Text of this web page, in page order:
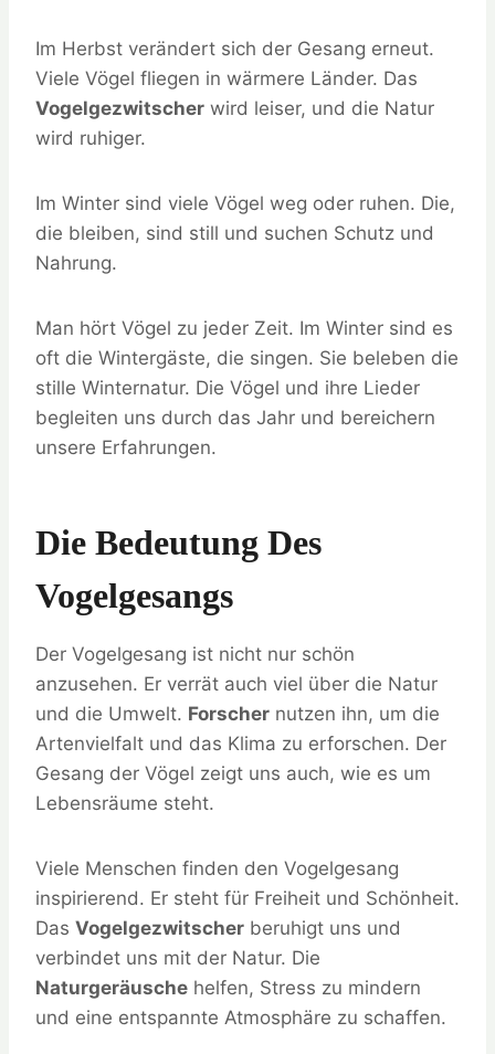
Im Herbst verändert sich der Gesang erneut.
Viele Vögel fliegen in wärmere Länder. Das
Vogelgezwitscher wird leiser, und die Natur
wird ruhiger.
Im Winter sind viele Vögel weg oder ruhen. Die,
die bleiben, sind still und suchen Schutz und
Nahrung.
Man hört Vögel zu jeder Zeit. Im Winter sind es
oft die Wintergäste, die singen. Sie beleben die
stille Winternatur. Die Vögel und ihre Lieder
begleiten uns durch das Jahr und bereichern
unsere Erfahrungen.
Die Bedeutung Des
Vogelgesangs
Der Vogelgesang ist nicht nur schön
anzusehen. Er verrät auch viel über die Natur
und die Umwelt. Forscher nutzen ihn, um die
Artenvielfalt und das Klima zu erforschen. Der
Gesang der Vögel zeigt uns auch, wie es um
Lebensräume steht.
Viele Menschen finden den Vogelgesang
inspirierend. Er steht für Freiheit und Schönheit.
Das Vogelgezwitscher beruhigt uns und
verbindet uns mit der Natur. Die
Naturgeräusche helfen, Stress zu mindern
und eine entspannte Atmosphäre zu schaffen.